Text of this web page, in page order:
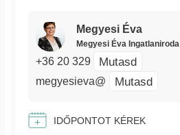
Megyesi Éva
Megyesi Éva Ingatlaniroda
+36 20 329 Mutasd
megyesieva@ Mutasd
IDŐPONTOT KÉREK